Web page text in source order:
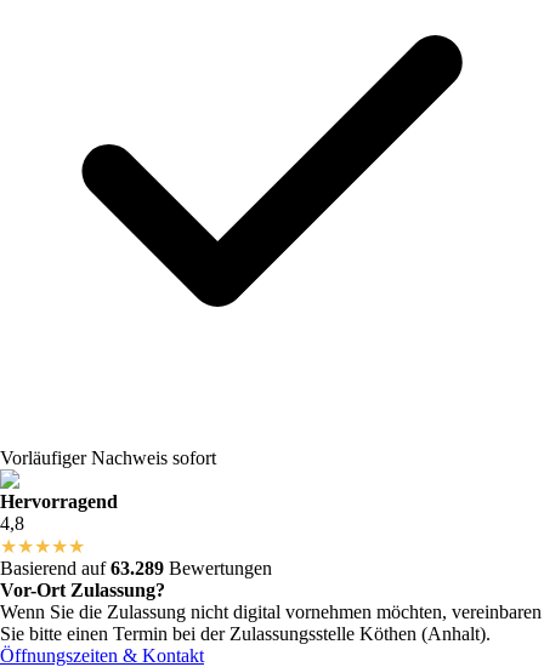
Vorläufiger Nachweis sofort
Hervorragend
4,8
★★★★★
Basierend auf63.289 Bewertungen
Vor-Ort Zulassung?
Wenn Sie die Zulassung nicht digital vornehmen möchten, vereinbaren
Sie bitte einen Termin bei der Zulassungsstelle Köthen (Anhalt).
Öffnungszeiten & Kontakt